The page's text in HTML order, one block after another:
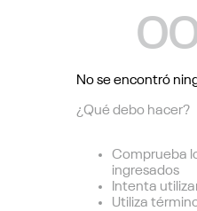
No se encontró
¿Qué debo hacer?
Comprueba
ingresados
Intenta
Utiliza